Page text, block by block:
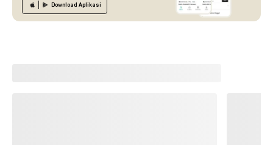
Download Aplikasi